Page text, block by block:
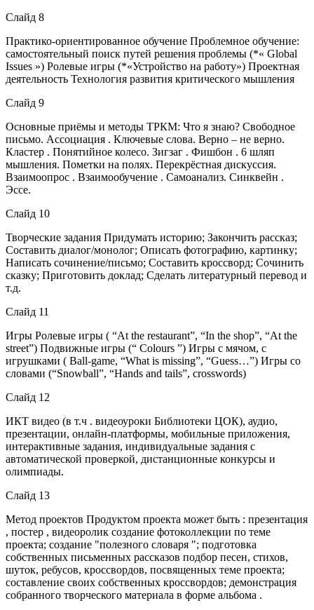
Слайд 8
Практико-ориентированное обучение Проблемное обучение:
самостоятельный поиск путей решения проблемы (*« Global
Issues ») Ролевые игры (*«Устройство на работу») Проектная
деятельность Технология развития критического мышления
Слайд 9
Основные приёмы и методы ТРКМ: Что я знаю? Свободное
письмо. Ассоциация . Ключевые слова. Верно – не верно.
Кластер . Понятийное колесо. Зигзаг . Фишбон . 6 шляп
мышления. Пометки на полях. Перекрёстная дискуссия.
Взаимоопрос . Взаимообучение . Самоанализ. Синквейн .
Эссе.
Слайд 10
Творческие задания Придумать историю; Закончить рассказ;
Составить диалог/монолог; Описать фотографию, картинку;
Написать сочинение/письмо; Составить кроссворд; Сочинить
сказку; Приготовить доклад; Сделать литературный перевод и
т.д.
Слайд 11
Игры Ролевые игры ( “At the restaurant”, “In the shop”, “At the
street”) Подвижные игры (“ Colours ”) Игры с мячом, с
игрушками ( Ball-game, “What is missing”, “Guess…”) Игры со
словами (“Snowball”, “Hands and tails”, crosswords)
Слайд 12
ИКТ видео (в т.ч . видеоуроки Библиотеки ЦОК), аудио,
презентации, онлайн-платформы, мобильные приложения,
интерактивные задания, индивидуальные задания с
автоматической проверкой, дистанционные конкурсы и
олимпиады.
Слайд 13
Метод проектов Продуктом проекта может быть : презентация
, постер , видеоролик создание фотоколлекции по теме
проекта; создание "полезного словаря "; подготовка
собственных письменных рассказов подбор песен, стихов,
шуток, ребусов, кроссвордов, посвященных теме проекта;
составление своих собственных кроссвордов; демонстрация
собранного творческого материала в форме альбома .